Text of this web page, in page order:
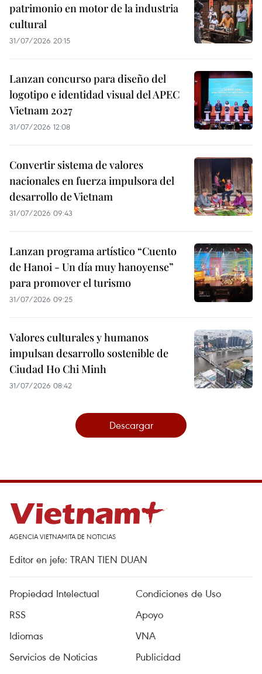
patrimonio en motor de la industria
cultural
31/07/2026 20:15
Lanzan concurso para diseño del
logotipo e identidad visual del APEC
Vietnam 2027
31/07/2026 12:08
Convertir sistema de valores
nacionales en fuerza impulsora del
desarrollo de Vietnam
31/07/2026 09:43
Lanzan programa artístico “Cuento
de Hanoi - Un día muy hanoyense”
para promover el turismo
31/07/2026 09:25
Valores culturales y humanos
impulsan desarrollo sostenible de
Ciudad Ho Chi Minh
31/07/2026 08:42
Descargar
AGENCIA VIETNAMITA DE NOTICIAS
Editor en jefe: TRAN TIEN DUAN
Propiedad Intelectual
Condiciones de Uso
RSS
Apoyo
Idiomas
VNA
Servicios de Noticias
Publicidad